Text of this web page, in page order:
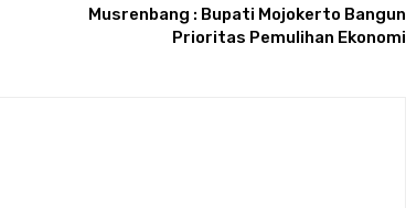
Musrenbang : Bupati Mojokerto Bangun
Prioritas Pemulihan Ekonomi